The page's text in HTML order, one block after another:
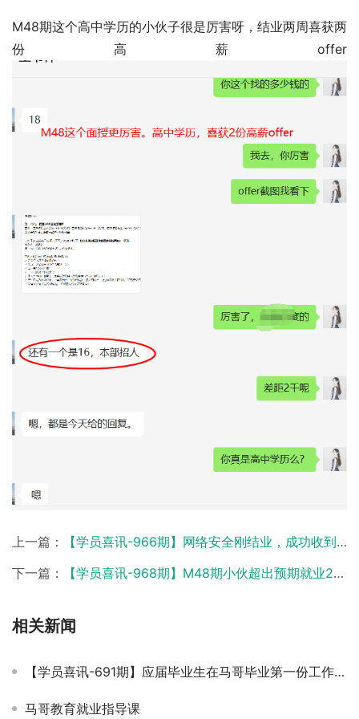
M48期这个高中学历的小伙子很是厉害呀，结业两周喜获两
份高薪offer
上一篇：
【学员喜讯-966期】网络安全刚结业，成功收到14k offer
下一篇：
【学员喜讯-968期】M48期小伙超出预期就业20K+
相关新闻
【学员喜讯-691期】应届毕业生在马哥毕业第一份工作就年薪12W，就问你怕不怕！
马哥教育就业指导课